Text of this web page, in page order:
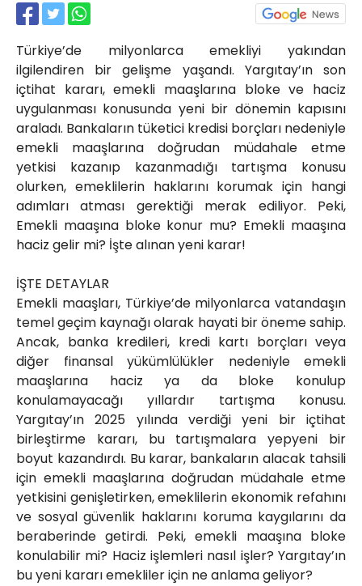
Türkiye’de milyonlarca emekliyi yakından
ilgilendiren bir gelişme yaşandı. Yargıtay’ın son
içtihat kararı, emekli maaşlarına bloke ve haciz
uygulanması konusunda yeni bir dönemin kapısını
araladı. Bankaların tüketici kredisi borçları nedeniyle
emekli maaşlarına doğrudan müdahale etme
yetkisi kazanıp kazanmadığı tartışma konusu
olurken, emeklilerin haklarını korumak için hangi
adımları atması gerektiği merak ediliyor. Peki,
Emekli maaşına bloke konur mu? Emekli maaşına
haciz gelir mi? İşte alınan yeni karar!
İŞTE DETAYLAR
Emekli maaşları, Türkiye’de milyonlarca vatandaşın
temel geçim kaynağı olarak hayati bir öneme sahip.
Ancak, banka kredileri, kredi kartı borçları veya
diğer finansal yükümlülükler nedeniyle emekli
maaşlarına haciz ya da bloke konulup
konulamayacağı yıllardır tartışma konusu.
Yargıtay’ın 2025 yılında verdiği yeni bir içtihat
birleştirme kararı, bu tartışmalara yepyeni bir
boyut kazandırdı. Bu karar, bankaların alacak tahsili
için emekli maaşlarına doğrudan müdahale etme
yetkisini genişletirken, emeklilerin ekonomik refahını
ve sosyal güvenlik haklarını koruma kaygılarını da
beraberinde getirdi. Peki, emekli maaşına bloke
konulabilir mi? Haciz işlemleri nasıl işler? Yargıtay’ın
bu yeni kararı emekliler için ne anlama geliyor?
Akkavaklar Caddesi No:17/4 İzmit-
KOCAELİ
kocaelisokak@gmail.com